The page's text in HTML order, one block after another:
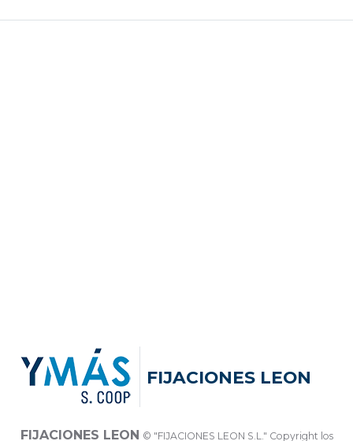
FIJACIONES LEON
FIJACIONES LEON © "FIJACIONES LEON S.L." Copyright los